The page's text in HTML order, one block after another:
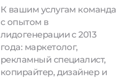
К вашим услугам команда
с опытом в
лидогенерации с 2013
года: маркетолог,
рекламный специалист,
копирайтер, дизайнер и